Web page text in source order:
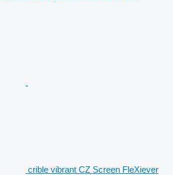
crible vibrant CZ Screen FleXiever